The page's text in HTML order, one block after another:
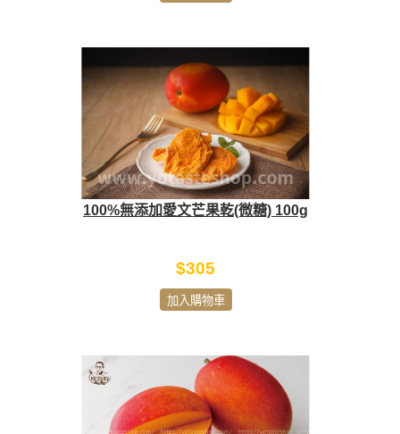
100%無添加愛文芒果乾(微糖) 100g
$305
加入購物車